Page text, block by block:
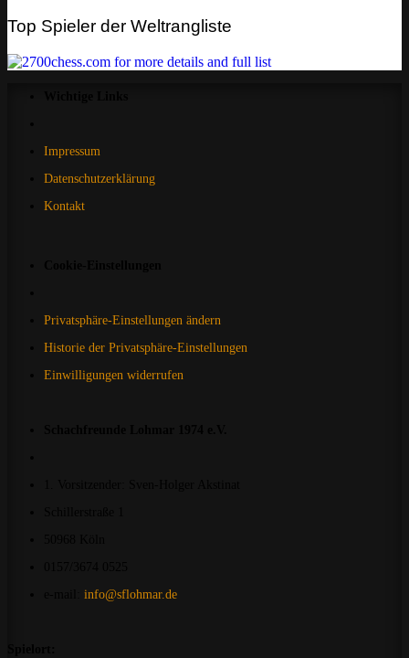
Top Spieler der Weltrangliste
Impressum
Datenschutzerklärung
Kontakt
Privatsphäre-Einstellungen ändern
Historie der Privatsphäre-Einstellungen
Einwilligungen widerrufen
info@sflohmar.de